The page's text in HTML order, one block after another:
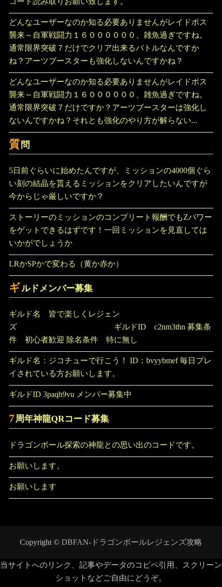
どんなユーザーなのか知る必要ありませんがレイドボス
襲来～自軍戦闘力１６００００００、雑魚過ぎですね。
通常限界突破７だけでクリア出来るバトルなんですか
ね？アーツブースターも強化しないんですかね？
どんなユーザーなのか知る必要ありませんがレイドボス
襲来～自軍戦闘力１６００００００、雑魚過ぎですね。
通常限界突破７だけですか？アーツブースターは強化し
ないんですかね？それとも強化のやり方が解らない...
質 問
5日前ぐらいに始めたんですが、ミッションの4000個ぐら
い刻の結晶を貰えるミッションをクリアしたいんですが
今からじゃ厳しいですか？
ストーリーのミッションのコンプリート報酬でもZパワー
をゲットできるはずです！一回ミッションを見直しては
いかがでしょうか
LRかSPかで変わる（黄か赤か）
ギルドメンバー募集
ギルド名 皆で楽しくレジェン
ズ ギルドID c2nm3thn 募集条
件 初心者歓迎 除名条件 特に無し
ギルド名：ジコチューで行こう！ ID：bvyybmef 毎日プレ
イされている方お願いします。
ギルドID 3paqh9vu メンバー募集中
7周年神龍QRコード募集
ドラゴンボール探索の神龍との思い出のコードです。
お願いします。
お願いします
Copyright © DBFAN-ドラゴンボールレジェンズ攻略
当サイトへのリンク、記事やデータのコピペ引用、スクリーン
ショットなどご自由にどうぞ。